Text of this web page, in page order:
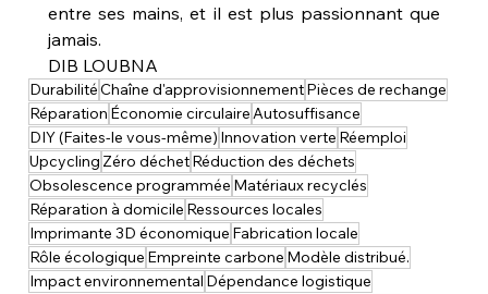
entre ses mains, et il est plus passionnant que
jamais.
DIB LOUBNA
DurabilitéChaîne d'approvisionnementPièces de rechange
Réparation Économie circulaireAutosuffisance
DIY (Faites-le vous-même) Innovation verte Réemploi
Upcycling Zéro déchetRéduction des déchets
Obsolescence programmée Matériaux recyclés
Réparation à domicile Ressources locales
Imprimante 3D économique Fabrication locale
Rôle écologique Empreinte carbone Modèle distribué.
Impact environnemental Dépendance logistique